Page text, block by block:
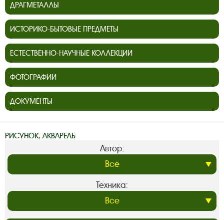
ДРАГМЕТАЛЛЫ
ИСТОРИКО-БЫТОВЫЕ ПРЕДМЕТЫ
ЕСТЕСТВЕННО-НАУЧНЫЕ КОЛЛЕКЦИИ
ФОТОГРАФИИ
ДОКУМЕНТЫ
РИСУНОК, АКВАРЕЛЬ
Автор:
Техника: